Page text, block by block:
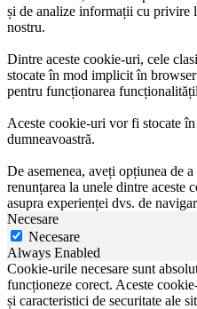
și de analize informații cu privire
nostru.
Dintre aceste cookie-uri, cele
stocate în mod implicit în
pentru funcționarea
Aceste cookie-uri vor fi stocate
dumneavoastră.
De asemenea, aveți opțiunea de
renunțarea la unele dintre aceste
asupra experienței dvs. de
Necesare
Necesare
Always Enabled
Cookie-urile necesare sunt
funcționeze corect. Aceste
și caracteristici de securitate ale